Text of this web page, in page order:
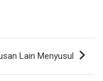
Lain Menyusul